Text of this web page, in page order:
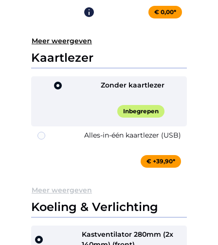
€ 0,00*
Meer weergeven
Kaartlezer
Zonder kaartlezer
Inbegrepen
Alles-in-één kaartlezer (USB)
€ +39,90*
Meer weergeven
Koeling & Verlichting
Kastventilator 280mm (2x